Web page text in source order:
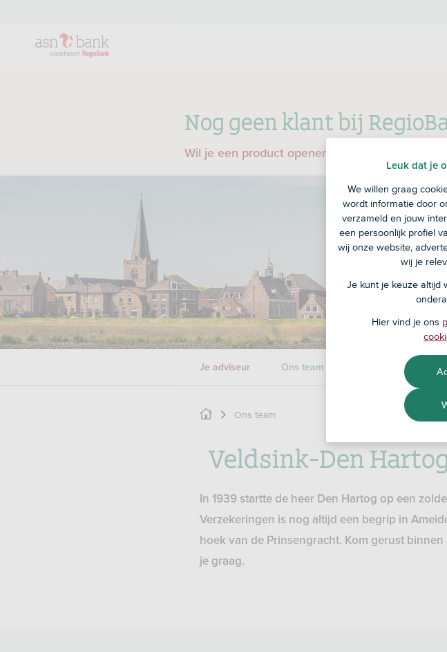
Nog geen klant bij
Wil je een product openen en ben je nog geen
Je adviseur Ons team
Ons team
Veldsink-Den
In 1939 startte de heer Den Hartog op een
Verzekeringen is nog altijd een begrip in
hoek van de Prinsengracht. Kom gerust
je graag.
Leuk dat je
We willen graag
wordt informatie door
verzameld en jouw
een persoonlijk profiel
wij onze website,
wij je
Je kunt je keuze altijd
Hier vind je ons